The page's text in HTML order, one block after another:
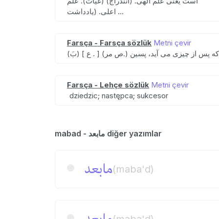
اعلی. (یادداشت ...
Farsça - Farsça sözlük Metni çevir
Farsça - Lehçe sözlük Metni çevir
dziedzic; następca; sukcesor
mabad - مابعد diğer yazımlar
مابعد(maba'd)